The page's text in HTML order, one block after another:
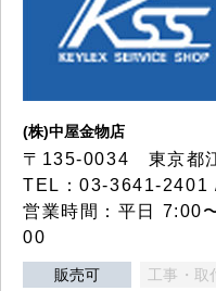
(株)中屋金物店
〒135-0034 東京都
TEL：03-3641-2401
営業時間：平日 7:00
00
販売可 工事・取